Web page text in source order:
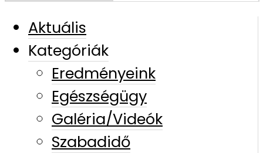
Aktuális
Kategóriák
Eredményeink
Egészségügy
Galéria/Videók
Szabadidő